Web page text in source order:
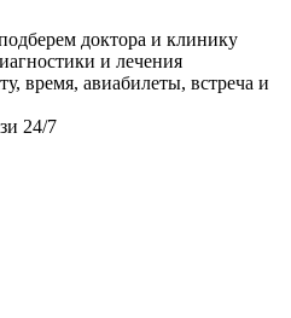
доктора и клинику
и лечения
время, авиабилеты, встреча и
24/7